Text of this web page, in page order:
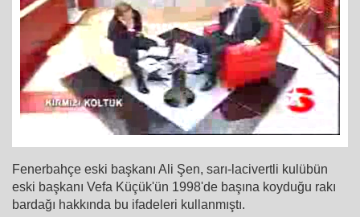
Fenerbahçe eski başkanı Ali Şen, sarı-lacivertli kulübün
eski başkanı Vefa Küçük'ün 1998'de başına koyduğu rakı
bardağı hakkında bu ifadeleri kullanmıştı.